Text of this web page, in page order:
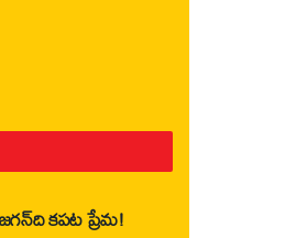
కపట ప్రేమ!